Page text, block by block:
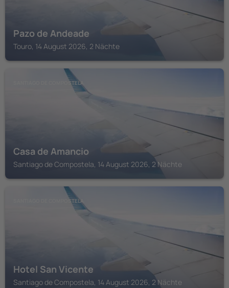
Pazo de Andeade
Touro, 14 August 2026, 2 Nächte
SANTIAGO DE COMPOSTELA
Casa de Amancio
Santiago de Compostela, 14 August 2026, 2 Nächte
SANTIAGO DE COMPOSTELA
Hotel San Vicente
Santiago de Compostela, 14 August 2026, 2 Nächte